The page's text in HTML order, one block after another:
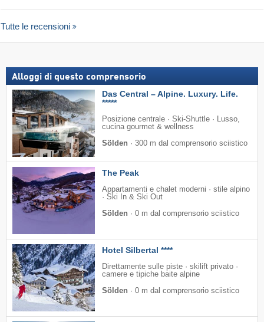
Tutte le recensioni
Alloggi di questo comprensorio
Das Central – Alpine. Luxury. Life.
*****
Posizione centrale · Ski-Shuttle · Lusso,
cucina gourmet & wellness
Sölden · 300 m dal comprensorio sciistico
The Peak
Appartamenti e chalet moderni · stile alpino
· Ski In & Ski Out
Sölden · 0 m dal comprensorio sciistico
Hotel Silbertal ****
Direttamente sulle piste · skilift privato ·
camere e tipiche baite alpine
Sölden · 0 m dal comprensorio sciistico